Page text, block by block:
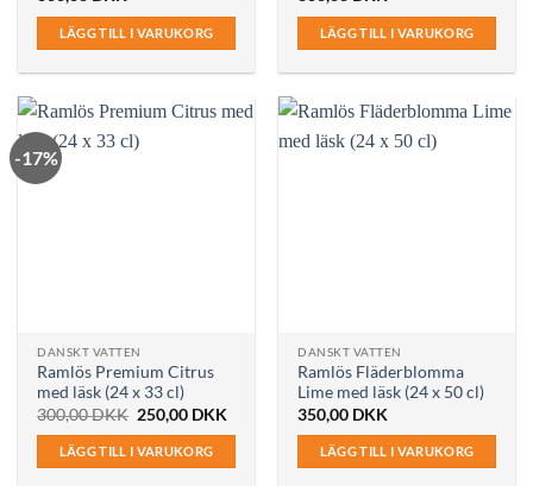
LÄGG TILL I VARUKORG LÄGG TILL I VARUKORG
-17%
DANSKT VATTEN
Ramlös Premium Citrus
med läsk (24 x 33 cl)
300,00DKK Det
ursprungliga
priset
var:
300,00 DKK.
250,00 DKK
250,00 DKK.
LÄGG TILL I VARUKORG
DANSKT VATTEN
Ramlös Fläderblomma
Lime med läsk (24 x 50 cl)
350,00 DKK
LÄGG TILL I VARUKORG